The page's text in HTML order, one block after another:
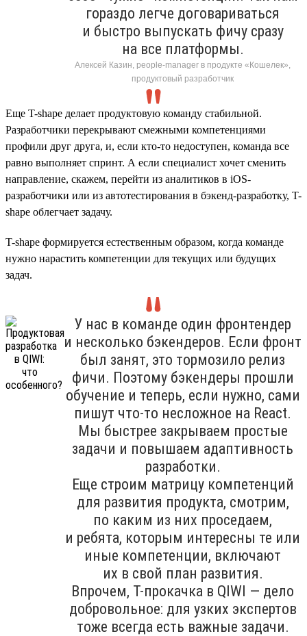
гораздо легче договариваться
и быстро выпускать фичу сразу
на все платформы.
Алексей Казин, people-manager в продукте «Кошелек»,
продуктовый разработчик
Еще T-shape делает продуктовую команду стабильной.
Разработчики перекрывают смежными компетенциями
профили друг друга, и, если кто-то недоступен, команда все
равно выполняет спринт. А если специалист хочет сменить
направление, скажем, перейти из аналитиков в iOS-
разработчики или из автотестирования в бэкенд-разработку, T-
shape облегчает задачу.
T-shape формируется естественным образом, когда команде
нужно нарастить компетенции для текущих или будущих
задач.
У нас в команде один фронтендер
и несколько бэкендеров. Если фронт
был занят, это тормозило релиз
фичи. Поэтому бэкендеры прошли
обучение и теперь, если нужно, сами
пишут что-то несложное на React.
Мы быстрее закрываем простые
задачи и повышаем адаптивность
разработки.
Еще строим матрицу компетенций
для развития продукта, смотрим,
по каким из них проседаем,
и ребята, которым интересны те или
иные компетенции, включают
их в свой план развития.
Впрочем, T-прокачка в QIWI — дело
добровольное: для узких экспертов
тоже всегда есть важные задачи.